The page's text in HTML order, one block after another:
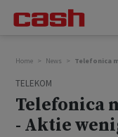
Home News Telefonica
TELEKOM
Telefonica
- Aktie